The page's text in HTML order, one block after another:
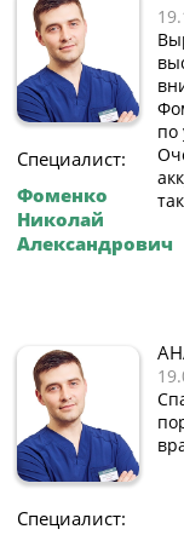
Специалист:
Фоменко
Николай
Александрович
по
Специалист: